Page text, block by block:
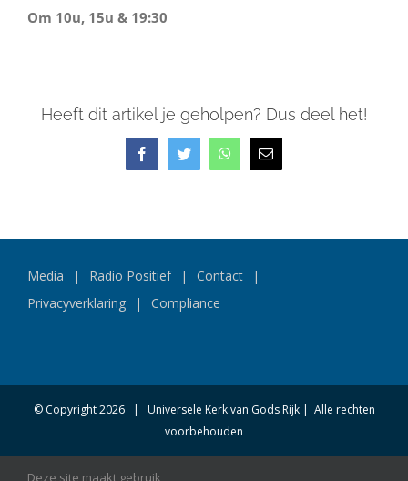
Om 10u, 15u & 19:30
Heeft dit artikel je geholpen? Dus deel het!
FacebookTwitterWhatsApp
E-
mail
Media Radio Positief
Contact
Privacyverklaring
Compliance
© Copyright2026 | Universele Kerk van Gods Rijk | Alle rechten
voorbehouden
Deze site maakt gebruik